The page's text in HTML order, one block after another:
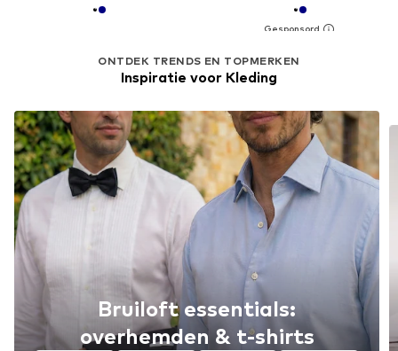
ONTDEK TRENDS EN TOPMERKEN
Inspiratie voor Kleding
Bruiloft essentials:
overhemden & t-shirts